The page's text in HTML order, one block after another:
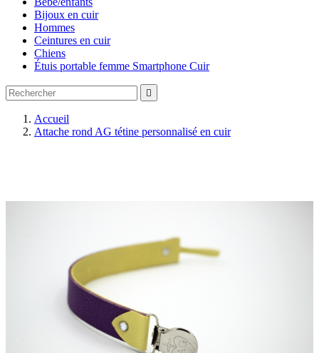
Bijoux en cuir
Hommes
Ceintures en cuir
Chiens
Étuis portable femme Smartphone Cuir

Accueil
Attache rond AG tétine personnalisé en cuir